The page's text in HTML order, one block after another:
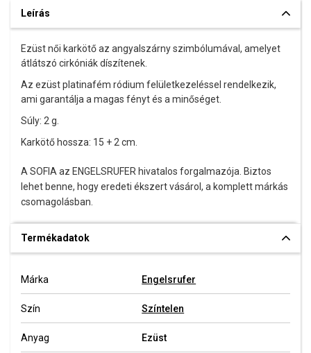
Leírás
Ezüst női karkötő az angyalszárny szimbólumával, amelyet
átlátszó cirkóniák díszítenek.
Az ezüst platinafém ródium felületkezeléssel rendelkezik,
ami garantálja a magas fényt és a minőséget.
Súly: 2 g.
Karkötő hossza: 15 + 2 cm.
A SOFIA az ENGELSRUFER hivatalos forgalmazója. Biztos
lehet benne, hogy eredeti ékszert vásárol, a komplett márkás
csomagolásban.
Termékadatok
Márka Engelsrufer
Szín Színtelen
Anyag Ezüst